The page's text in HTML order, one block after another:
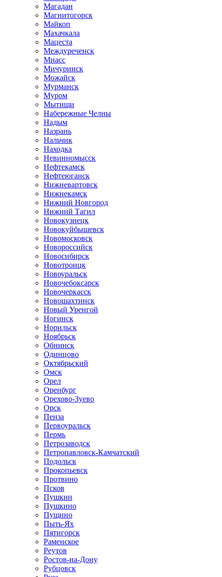
Магадан
Магнитогорск
Майкоп
Махачкала
Мацеста
Междуреченск
Миасс
Мичуринск
Можайск
Мурманск
Муром
Мытищи
Набережные Челны
Надым
Назрань
Нальчик
Находка
Невинномысск
Нефтекамск
Нефтеюганск
Нижневартовск
Нижнекамск
Нижний Новгород
Нижний Тагил
Новокузнецк
Новокуйбышевск
Новомосковск
Новороссийск
Новосибирск
Новотроицк
Новоуральск
Новочебоксарск
Новочеркасск
Новошахтинск
Новый Уренгой
Ногинск
Норильск
Ноябрьск
Обнинск
Одинцово
Октябрьский
Омск
Орел
Оренбург
Орехово-Зуево
Орск
Пенза
Первоуральск
Пермь
Петрозаводск
Петропавловск-Камчатский
Подольск
Прокопьевск
Протвино
Псков
Пушкин
Пушкино
Пущино
Пыть-Ях
Пятигорск
Раменское
Реутов
Ростов-на-Дону
Рубцовск